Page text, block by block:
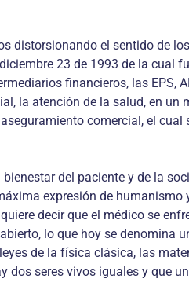
distorsionando el sentido de
23 de 1993 de la cual
financieros, las EPS,
la atención de la salud, en un
comercial, el cual
del paciente y de la
expresión de
decir que el médico se
lo que hoy se denomina
de la física clásica, las
seres vivos iguales y que